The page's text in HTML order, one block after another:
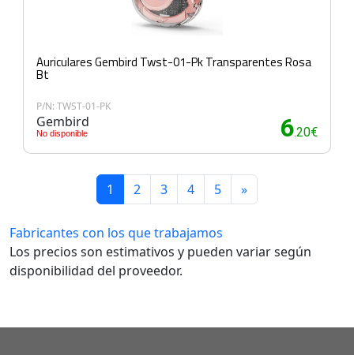
Auriculares Gembird Twst-01-Pk Transparentes Rosa
Bt
P/N: TWST-01-PK
Gembird
No disponible 6.20€
1 2 3 4 5 »
Fabricantes con los que trabajamos
Los precios son estimativos y pueden variar según
disponibilidad del proveedor.